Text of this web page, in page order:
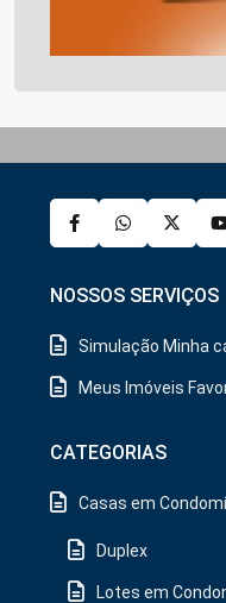
NOSSOS SERVIÇOS
Simulação Minha
Meus Imóveis
CATEGORIAS
Casas em
Duplex
Lotes em